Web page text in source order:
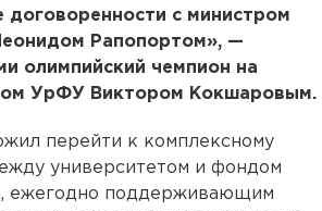
договоренности с министром
Рапопортом», —
олимпийский чемпион на
УрФУ Виктором Кокшаровым.
перейти к комплексному
университетом и фондом
ежегодно поддерживающим